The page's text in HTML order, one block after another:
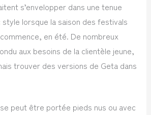
s’envelopper dans une tenue
lorsque la saison des festivals
en été. De nombreux
aux besoins de la clientèle jeune,
trouver des versions de Geta dans
peut être portée pieds nus ou avec